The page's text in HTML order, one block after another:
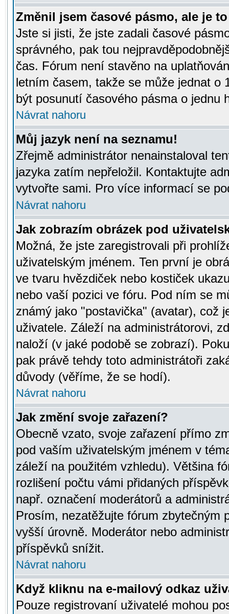
Změnil jsem časové pásmo, ale je
Jste si jisti, že jste zadali časové
správného, pak tou
čas. Fórum není stavěno na
letním časem, takže se může jednat o
být posunutí časového pásma o jednu
Návrat nahoru
Můj jazyk není na seznamu!
Zřejmě administrátor nenainstaloval
jazyka zatím nepřeložil. Kontaktujte
vytvořte sami. Pro více informací se
Návrat nahoru
Jak zobrazím obrázek pod
Možná, že jste zaregistrovali při
uživatelským jménem. Ten první je
ve tvaru hvězdiček nebo kostiček
nebo vaší pozici ve fóru. Pod ním se
známý jako "postavička" (avatar), což
uživatele. Záleží na administrátorovi,
naloží (v jaké podobě se zobrazí).
pak právě tehdy toto administrátoři
důvody (věříme, že se hodí).
Návrat nahoru
Jak změní svoje zařazení?
Obecně vzato, svoje zařazení přímo
pod vaším uživatelským jménem v
záleží na použitém vzhledu). Většina
rozlišení počtu vámi přidaných
např. označení moderátorů a
Prosím, nezatěžujte fórum zbytečným
vyšší úrovně. Moderátor nebo
příspěvků snížit.
Návrat nahoru
Když kliknu na e-mailový odkaz
Pouze registrovaní uživatelé mohou